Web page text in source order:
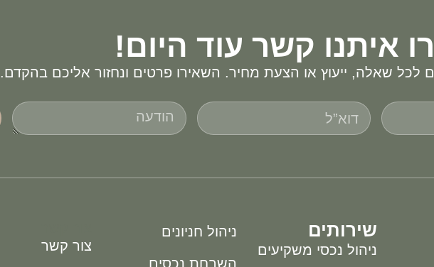
איתנו קשר עוד היום!
לכל שאלה, ייעוץ או הצעת מחיר. השאירו פרטים ונחזור אליכם בהקדם.
שירותים
ניהול נכסי משקיעים
ניהול חניונים
השבחת נכסים
צור קשר